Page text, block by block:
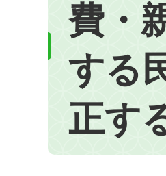
費・
する
正す